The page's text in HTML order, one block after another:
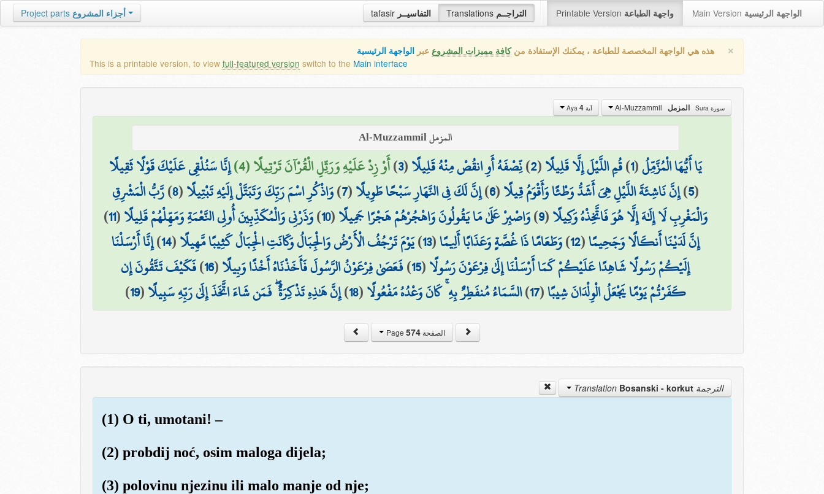
tafasir التفاسيــر Translations التراجــم Printable Version واجهة الطباعة Main Version الواجهة الرئيسية Project parts أجزاء المشروع
× هذه هي الواجهة المخصصة للطباعة ، يمكنك الإستفادة منكافة مميزات المشروع عبر الواجهة الرئيسية
This is a printable version, to view full-featured version switch to the Main interface
سورة Sura المزمل آية Aya 4
المزمل Al-Muzzammil
يَا أَيُّهَا الْمُزَّمِّلُ(
1
)قُمِ اللَّيْلَ إِلَّا قَلِيلًا(
2
)نِّصْفَهُ أَوِ انقُصْ مِنْهُ قَلِيلًا(
3
)أَوْ زِدْ عَلَيْهِ وَرَتِّلِ الْقُرْآنَ تَرْتِيلًا (4) إِنَّا سَنُلْقِي عَلَيْكَ قَوْلًا ثَقِيلًا
(
5
)إِنَّ نَاشِئَةَ اللَّيْلِ هِيَ أَشَدُّ وَطْئًا وَأَقْوَمُ قِيلًا(
6
)إِنَّ لَكَ فِي النَّهَارِ سَبْحًا طَوِيلًا(
7
)وَاذْكُرِ اسْمَ رَبِّكَ وَتَبَتَّلْ إِلَيْهِ تَبْتِيلًا(
8
)رَّبُّ الْمَشْرِقِ
وَالْمَغْرِبِ لَا إِلَٰهَ إِلَّا هُوَ فَاتَّخِذْهُ وَكِيلًا(
9
)وَاصْبِرْ عَلَىٰ مَا يَقُولُونَ وَاهْجُرْهُمْ هَجْرًا جَمِيلًا(
10
)وَذَرْنِي وَالْمُكَذِّبِينَ أُولِي النَّعْمَةِ وَمَهِّلْهُمْ قَلِيلًا(
11
)
إِنَّ لَدَيْنَا أَنكَالًا وَجَحِيمًا(
12
)وَطَعَامًا ذَا غُصَّةٍ وَعَذَابًا أَلِيمًا(
13
)يَوْمَ تَرْجُفُ الْأَرْضُ وَالْجِبَالُ وَكَانَتِ الْجِبَالُ كَثِيبًا مَّهِيلًا(
14
)إِنَّا أَرْسَلْنَا
إِلَيْكُمْ رَسُولًا شَاهِدًا عَلَيْكُمْ كَمَا أَرْسَلْنَا إِلَىٰ فِرْعَوْنَ رَسُولًا(
15
)فَعَصَىٰ فِرْعَوْنُ الرَّسُولَ فَأَخَذْنَاهُ أَخْذًا وَبِيلًا(
16
)فَكَيْفَ تَتَّقُونَ إِن
كَفَرْتُمْ يَوْمًا يَجْعَلُ الْوِلْدَانَ شِيبًا(
17
)السَّمَاءُ مُنفَطِرٌ بِهِ ۚ كَانَ وَعْدُهُ مَفْعُولًا(
18
)إِنَّ هَٰذِهِ تَذْكِرَةٌ ۖ فَمَن شَاءَ اتَّخَذَ إِلَىٰ رَبِّهِ سَبِيلًا(
19
)
الصفحة Page574
الترجمة Translation Bosanski - korkut
(1) O ti, umotani! –
(2) probdij noć, osim maloga dijela;
(3) polovinu njezinu ili malo manje od nje;